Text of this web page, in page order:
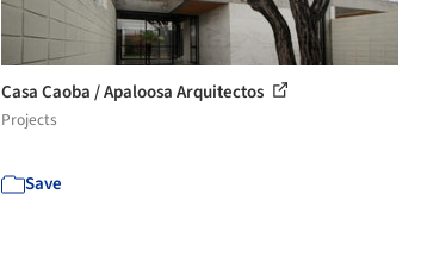
Casa Caoba / Apaloosa Arquitectos
Projects
Save